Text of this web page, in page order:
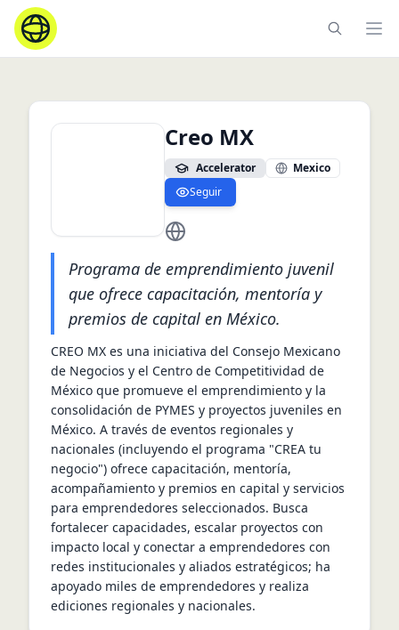
Creo MX
Accelerator
Mexico
Seguir
https://www.creomx.com
Programa de emprendimiento juvenil
que ofrece capacitación, mentoría y
premios de capital en México.
CREO MX es una iniciativa del Consejo Mexicano
de Negocios y el Centro de Competitividad de
México que promueve el emprendimiento y la
consolidación de PYMES y proyectos juveniles en
México. A través de eventos regionales y
nacionales (incluyendo el programa "CREA tu
negocio") ofrece capacitación, mentoría,
acompañamiento y premios en capital y servicios
para emprendedores seleccionados. Busca
fortalecer capacidades, escalar proyectos con
impacto local y conectar a emprendedores con
redes institucionales y aliados estratégicos; ha
apoyado miles de emprendedores y realiza
ediciones regionales y nacionales.